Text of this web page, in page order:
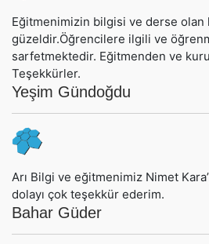
Eğitmenimizin bilgisi ve derse
güzeldir.Öğrencilere ilgili ve
sarfetmektedir. Eğitmenden ve
Teşekkürler.
Yeşim Gündoğdu
Arı Bilgi ve eğitmenimiz Nimet
dolayı çok teşekkür ederim.
Bahar Güder